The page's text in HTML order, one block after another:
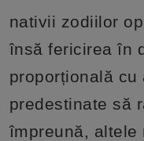
nativii zodiilor
însă fericirea în
proporțională
predestinate să
împreună, altele